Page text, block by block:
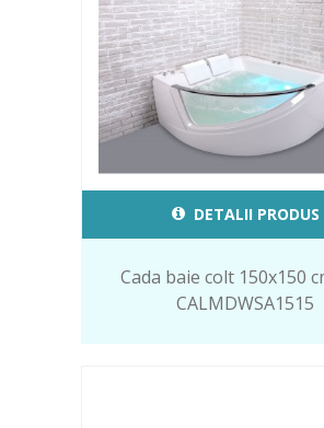
DETALII PRODUS
Cada baie colt 150x150
CALMDWSA1515